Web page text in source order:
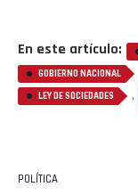
En este artículo:
GOBIERNO NACIONAL
LEY DE SOCIEDADES ,
POLÍTICA